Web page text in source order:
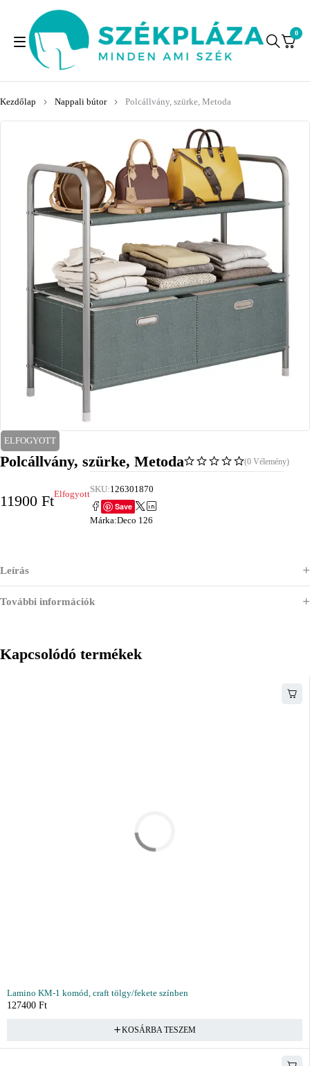
0
Kezdőlap Nappali bútor Polcállvány, szürke, Metoda
ELFOGYOTT
Polcállvány, szürke, Metoda (0 Vélemény)
11900 FtElfogyottSKU:126301870
Save
Márka:Deco 126
Leírás
További információk
Kapcsolódó termékek
Lamino KM-1 komód, craft tölgy/fekete színben
127400 Ft
KOSÁRBA TESZEM